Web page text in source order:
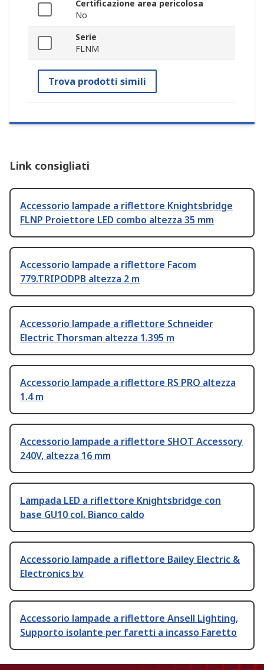
Certificazione area pericolosa
No
Serie
FLNM
Trova prodotti simili
Link consigliati
Accessorio lampade a riflettore Knightsbridge
FLNP Proiettore LED combo altezza 35 mm
Accessorio lampade a riflettore Facom
779.TRIPODPB altezza 2 m
Accessorio lampade a riflettore Schneider
Electric Thorsman altezza 1.395 m
Accessorio lampade a riflettore RS PRO altezza
1.4 m
Accessorio lampade a riflettore SHOT Accessory
240V, altezza 16 mm
Lampada LED a riflettore Knightsbridge con
base GU10 col. Bianco caldo
Accessorio lampade a riflettore Bailey Electric &
Electronics bv
Accessorio lampade a riflettore Ansell Lighting,
Supporto isolante per faretti a incasso Faretto